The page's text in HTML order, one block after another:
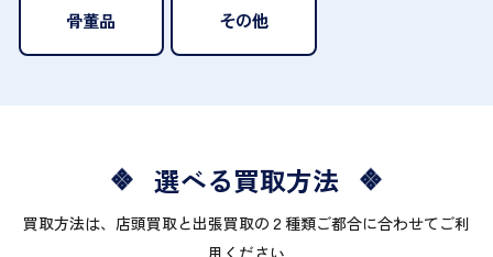
骨董品 その他
選べる買取方法
買取方法は、店頭買取と出張買取の２種類ご都合に合わせてご利
用ください